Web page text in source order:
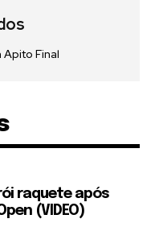
Final
raquete após
(VIDEO)